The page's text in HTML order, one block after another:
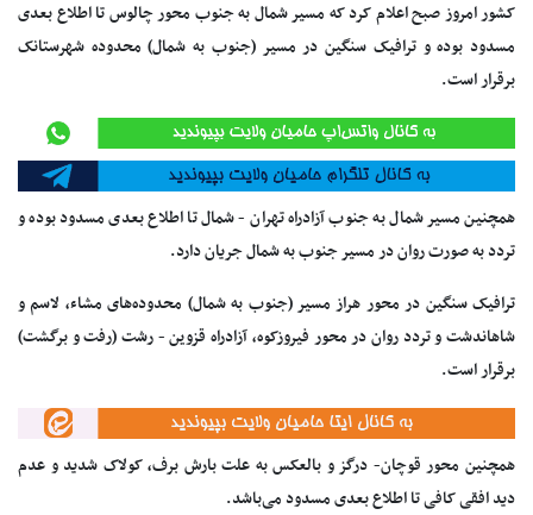
کشور امروز صبح اعلام کرد که مسیر شمال به جنوب محور چالوس تا اطلاع بعدی
مسدود بوده و ترافیک سنگین در مسیر (جنوب به شمال) محدوده شهرستانک
برقرار است.
همچنین مسیر شمال به جنوب آزادراه تهران - شمال تا اطلاع بعدی مسدود بوده و
تردد به صورت روان در مسیر جنوب به شمال جریان دارد.
ترافیک سنگین در محور هراز مسیر (جنوب به شمال) محدوده‌های مشاء، لاسم و
شاهاندشتو تردد روان در محور فیروزکوه، آزادراه قزوین - رشت (رفت و برگشت)
برقرار است.
همچنین محور قوچان- درگزو بالعکس به علت بارش برف، کولاک شدید و عدم
دید افقی کافی تا اطلاع بعدی مسدود می‌باشد.